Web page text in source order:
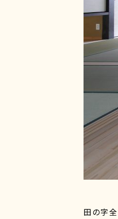
田の字